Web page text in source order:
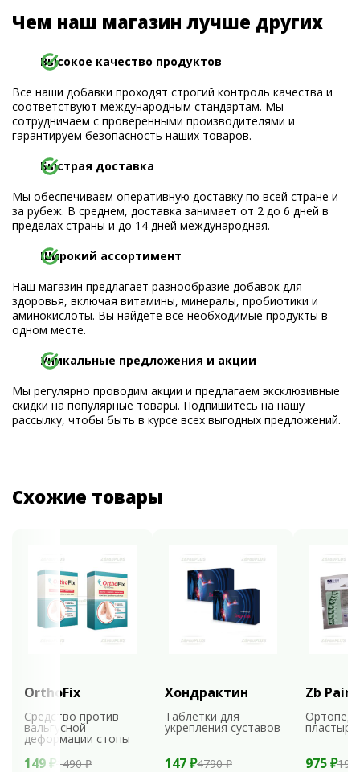
Чем наш магазин лучше других
Высокое качество продуктов
Все наши добавки проходят строгий контроль качества и
соответствуют международным стандартам. Мы
сотрудничаем с проверенными производителями и
гарантируем безопасность наших товаров.
Быстрая доставка
Мы обеспечиваем оперативную доставку по всей стране и
за рубеж. В среднем, доставка занимает от 2 до 6 дней в
пределах страны и до 14 дней международная.
Широкий ассортимент
Наш магазин предлагает разнообразие добавок для
здоровья, включая витамины, минералы, пробиотики и
аминокислоты. Вы найдете все необходимые продукты в
одном месте.
Уникальные предложения и акции
Мы регулярно проводим акции и предлагаем эксклюзивные
скидки на популярные товары. Подпишитесь на нашу
рассылку, чтобы быть в курсе всех выгодных предложений.
Схожие товары
OrthoFix
Средство против
вальгусной
деформации стопы
149 ₽ 1490 ₽
Хондрактин
Таблетки для
укрепления суставов
147 ₽4790 ₽
Zb Pain
пластыри
975 ₽